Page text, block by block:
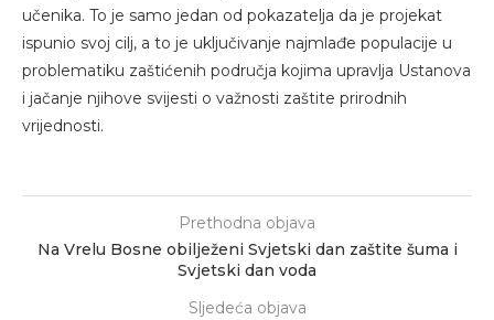
učenika. To je samo jedan od pokazatelja da je projekat
ispunio svoj cilj, a to je uključivanje najmlađe populacije u
problematiku zaštićenih područja kojima upravlja Ustanova
i jačanje njihove svijesti o važnosti zaštite prirodnih
vrijednosti.
Prethodna objava
Na Vrelu Bosne obilježeni Svjetski dan zaštite šuma i
Svjetski dan voda
Sljedeća objava